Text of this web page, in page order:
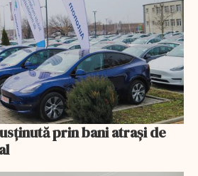
prin bani atrași de